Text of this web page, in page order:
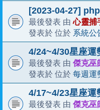
[2023-04-27]
最後發表 由心靈捕
發表於 位於 系統公
4/24~4/30星座運
最後發表 由 傑克巫
發表於 位於 每週運
4/17~4/23星座運
最後發表 由 傑克巫